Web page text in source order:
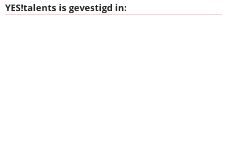
YES!talents is gevestigd in: